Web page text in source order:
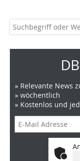
» Relevante News
» wöchentlich
» Kostenlos und